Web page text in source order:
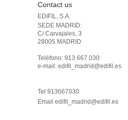
Contact us
EDIFIL, S.A.
SEDE MADRID:
C/ Carvajales, 3
28005 MADRID
Teléfono: 913 667 030
e-mail: edifil_madrid@edifil.es
Tel 913667030
Email edifil_madrid@edifil.es